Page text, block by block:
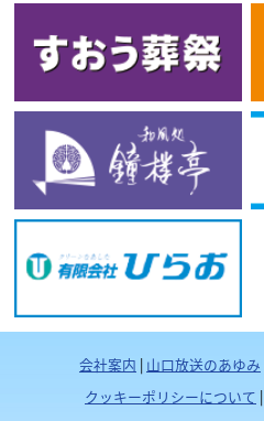
会社案内 | 山口放送のあゆみ
クッキーポリシーについて |